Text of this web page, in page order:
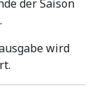
der Saison
wird